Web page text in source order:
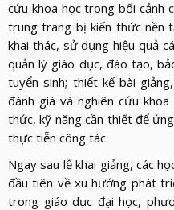
cứu khoa học trong bối cảnh
trung trang bị kiến thức nền
khai thác, sử dụng hiệu quả
quản lý giáo dục, đào tạo,
tuyển sinh; thiết kế bài
đánh giá và nghiên cứu
thức, kỹ năng cần thiết để
thực tiễn công tác.
Ngay sau lễ khai giảng, các
đầu tiên về xu hướng phát
trong giáo dục đại học,